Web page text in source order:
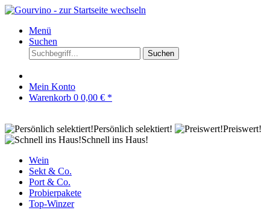
Menü
Suchen
Suchen
Mein Konto
Warenkorb 0 0,00 € *
Persönlich selektiert!
Preiswert!
Schnell ins Haus!
Wein
Sekt & Co.
Port & Co.
Probierpakete
Top-Winzer